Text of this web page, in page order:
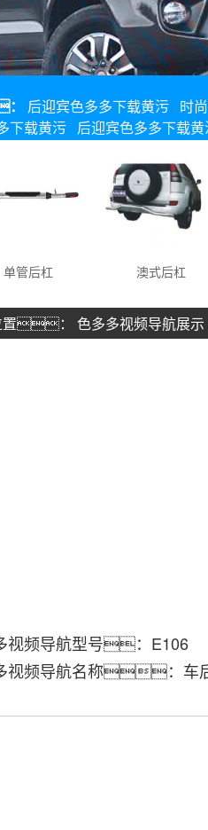
后迎宾色多多下载黄污 时
下载黄污 后迎宾色多多下载
后杠 澳式后杠
置： 色多多视频导航展示
视频导航型号：E106
视频导航名称：车